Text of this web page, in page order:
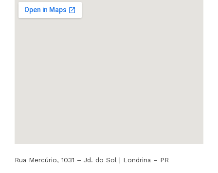
Rua Mercúrio, 1031 – Jd. do Sol | Londrina – PR